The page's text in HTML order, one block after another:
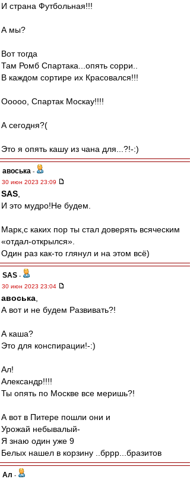
И страна Футбольная!!!
А мы?
Вот тогда
Там Ромб Спартака...опять сорри..
В каждом сортире их Красовался!!!
Ооооо, Спартак Москау!!!!
А сегодня?(
Это я опять кашу из чана для...?!-:)
авоська -
30 июн 2023 23:09
SAS
И это мудро!Не будем.
Марк,с каких пор ты стал доверять всяческим
«отдал-открылся».
Один раз как-то глянул и на этом всё)
SAS -
30 июн 2023 23:04
авоська
А вот и не будем Развивать?!
А каша?
Это для конспирации!-:)
Ал!
Александр!!!!
Ты опять по Москве все меришь?!
А вот в Питере пошли они и
Урожай небывалый-
Я знаю один уже 9
Белых нашел в корзину ..бррр...бразитов
Ал -